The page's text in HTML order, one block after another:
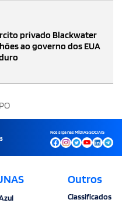
privado Blackwater
ao governo dos EUA
Nos siga nas MÍDIAS SOCIAIS
Outros
Classificados